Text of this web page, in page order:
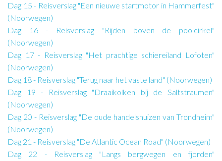
Dag 15 - Reisverslag "Een nieuwe startmotor in Hammerfest"
(Noorwegen)
Dag 16 - Reisverslag "Rijden boven de poolcirkel"
(Noorwegen)
Dag 17 - Reisverslag "Het prachtige schiereiland Lofoten"
(Noorwegen)
Dag 18 - Reisverslag "Terug naar het vaste land" (Noorwegen)
Dag 19 - Reisverslag "Draaikolken bij de Saltstraumen"
(Noorwegen)
Dag 20 - Reisverslag "De oude handelshuizen van Trondheim"
(Noorwegen)
Dag 21 - Reisverslag "De Atlantic Ocean Road" (Noorwegen)
Dag 22 - Reisverslag "Langs bergwegen en fjorden"